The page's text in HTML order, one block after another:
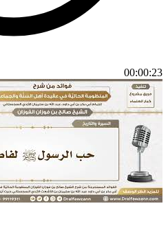
00:00:23